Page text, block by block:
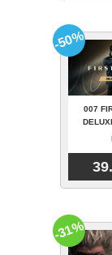
007
-50%
-31%